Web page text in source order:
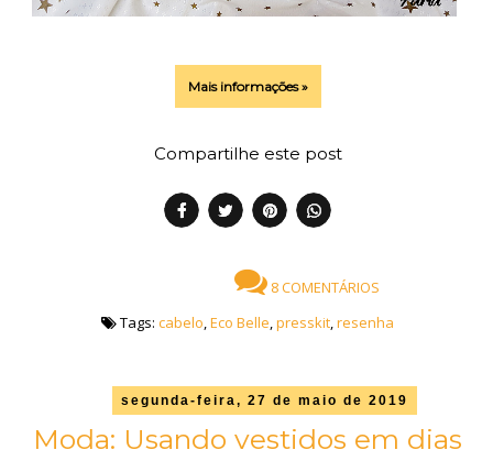
Mais informações »
Compartilhe este post
8 COMENTÁRIOS
Tags: cabelo,Eco Belle,presskit,resenha
segunda-feira, 27 de maio de 2019
Moda: Usando vestidos em dias